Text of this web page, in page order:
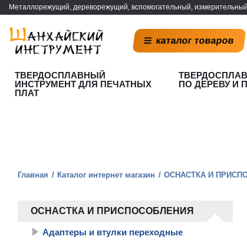
Металлорежущий, дереворежущий, вспомогательный,
каталог товаров
ТВЕРДОСПЛАВНЫЙ
ИНСТРУМЕНТ ДЛЯ ПЕЧАТНЫХ
ПЛАТ
ПО ДЕРЕВУ И
Главная Каталог интернет магазин ОСНАСТКА И
ОСНАСТКА И ПРИСПОСОБЛЕНИЯ
Адаптеры и втулки переходные